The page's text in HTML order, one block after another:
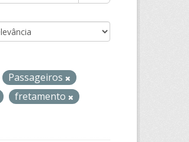
Passageiros
fretamento